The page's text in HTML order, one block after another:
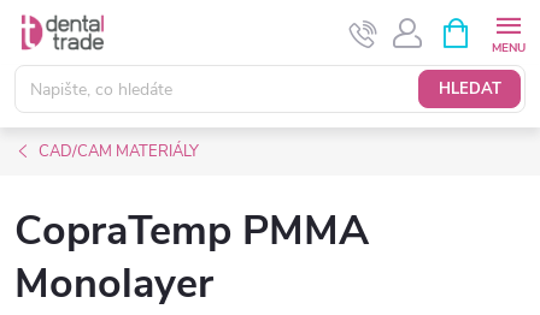
Přejít
obsah
HLEDAT
NÁKUPNÍ
KOŠÍK
CAD/CAM MATERIÁLY
CopraTemp PMMA
Monolayer